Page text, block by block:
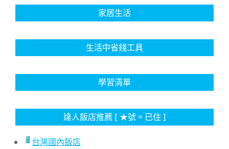
家居生活
生活中省錢工具
學習清單
達人飯店推薦 [ ★號 = 已住 ]
台灣國內飯店